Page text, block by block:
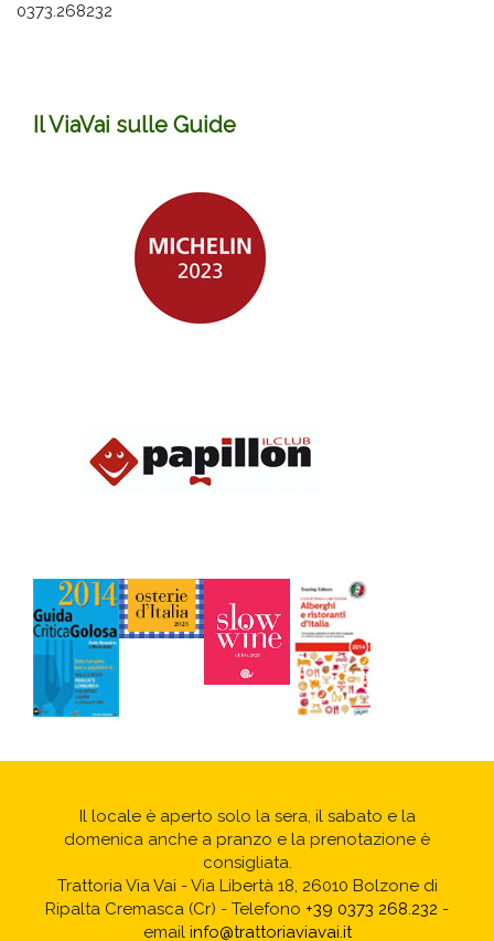
0373.268232
Il ViaVai sulle Guide
Il locale è aperto solo la sera, il sabato e la
domenica anche a pranzo e la prenotazione è
consigliata.
Trattoria Via Vai - Via Libertà 18, 26010 Bolzone di
Ripalta Cremasca (Cr) - Telefono +39 0373 268.232 -
email info@trattoriaviavai.it